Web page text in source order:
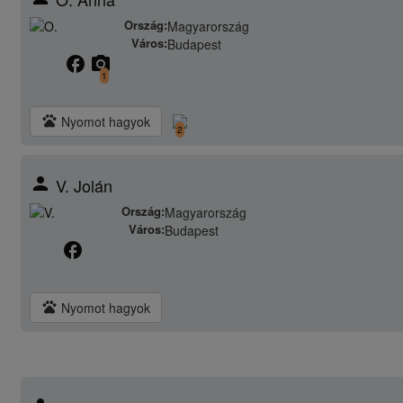
Ország:Magyarország
Város:Budapest
facebook camera_alt
1
pets Nyomot hagyok 2
person V. Jolán
Ország:Magyarország
Város:Budapest
facebook
pets Nyomot hagyok